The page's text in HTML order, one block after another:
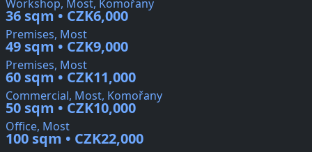
Workshop, Most, Komořany
36 sqm • CZK6,000
Premises, Most
49 sqm • CZK9,000
Premises, Most
60 sqm • CZK11,000
Commercial, Most, Komořany
50 sqm • CZK10,000
Office, Most
100 sqm • CZK22,000